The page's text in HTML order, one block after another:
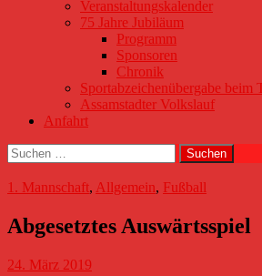
Veranstaltungskalender
75 Jahre Jubiläum
Programm
Sponsoren
Chronik
Sportabzeichenübergabe beim
Assamstadter Volkslauf
Anfahrt
Suchen
nach:
1. Mannschaft, Allgemein, Fußball
Abgesetztes Auswärtsspiel
24. März 2019